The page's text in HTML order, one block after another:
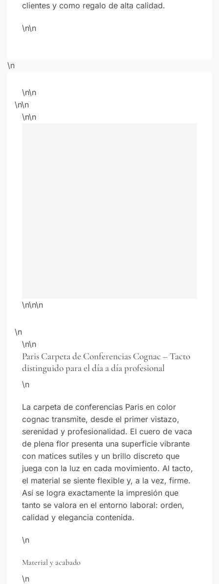
clientes y como regalo de alta calidad.
\n\n
\n
\n\n
\n\n
\n\n
\n\n\n
\n
\n\n
Paris Carpeta de Conferencias Cognac – Tacto
distinguido para el día a día profesional
\n
La carpeta de conferencias Paris en color
cognac transmite, desde el primer vistazo,
serenidad y profesionalidad. El cuero de vaca
de plena flor presenta una superficie vibrante
con matices sutiles y un brillo discreto que
juega con la luz en cada movimiento. Al tacto,
el material se siente flexible y, a la vez, firme.
Así se logra exactamente la impresión que
tanto se valora en el entorno laboral: orden,
calidad y elegancia contenida.
\n
Material y acabado
\n